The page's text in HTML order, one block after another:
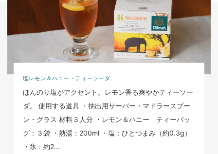
塩レモン＆ハニー・ティーソーダ
ほんのり塩がアクセント。レモン香る爽やかティーソー
ダ。 使用する道具 ・抽出用サーバー・マドラースプー
ン・グラス 材料３人分 ・レモン＆ハニー ティーバッ
グ：３袋 ・熱湯：200ml ・塩：ひとつまみ（約0.3g）
・氷：約2...